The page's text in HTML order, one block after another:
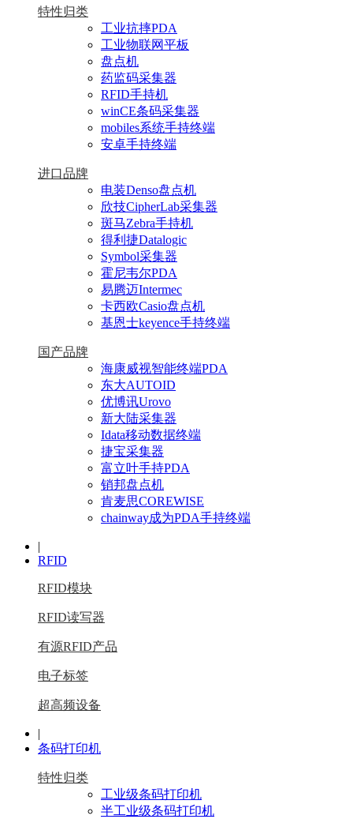
特性归类
工业抗摔PDA
工业物联网平板
盘点机
药监码采集器
RFID手持机
winCE条码采集器
mobiles系统手持终端
安卓手持终端
进口品牌
电装Denso盘点机
欣技CipherLab采集器
斑马Zebra手持机
得利捷Datalogic
Symbol采集器
霍尼韦尔PDA
易腾迈Intermec
卡西欧Casio盘点机
基恩士keyence手持终端
国产品牌
海康威视智能终端PDA
东大AUTOID
优博讯Urovo
新大陆采集器
Idata移动数据终端
捷宝采集器
富立叶手持PDA
销邦盘点机
肯麦思COREWISE
chainway成为PDA手持终端
|
RFID
RFID模块
RFID读写器
有源RFID产品
电子标签
超高频设备
|
条码打印机
特性归类
工业级条码打印机
半工业级条码打印机